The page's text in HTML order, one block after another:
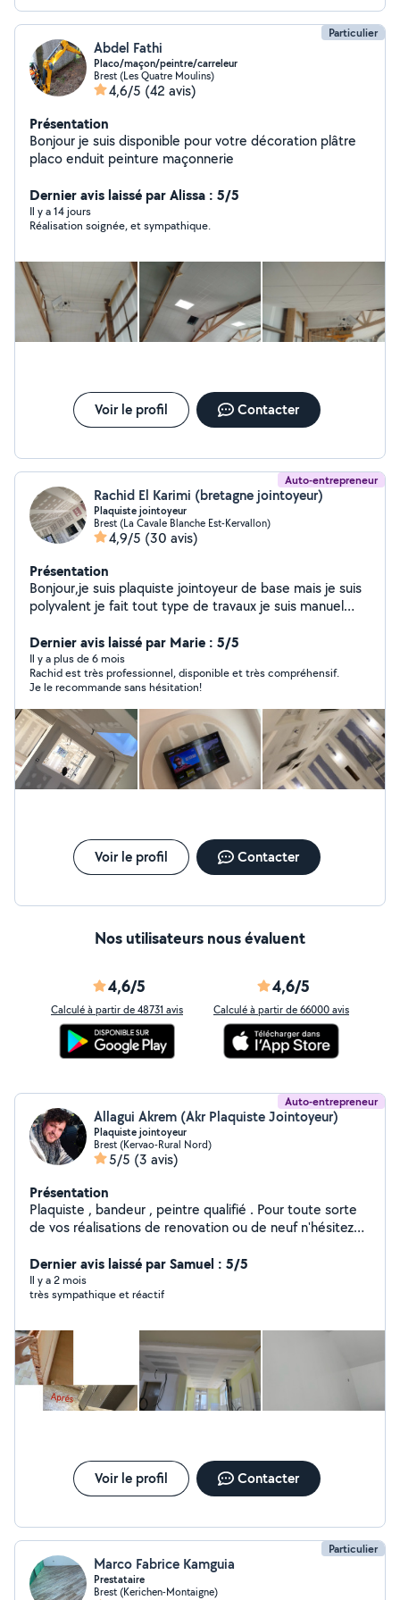
Particulier
Abdel Fathi
Placo/maçon/peintre/carreleur
Brest (Les Quatre Moulins)
4,6/5 (42 avis)
Présentation
Bonjour je suis disponible pour votre décoration plâtre
placo enduit peinture maçonnerie
Dernier avis laissé par Alissa : 5/5
Il y a 14 jours
Réalisation soignée, et sympathique.
Voir le profil Contacter
Auto-entrepreneur
Rachid El Karimi (bretagne jointoyeur)
Plaquiste jointoyeur
Brest (La Cavale Blanche Est-Kervallon)
4,9/5 (30 avis)
Présentation
Bonjour,je suis plaquiste jointoyeur de base mais je suis
polyvalent je fait tout type de travaux je suis manuel
Dernier avis laissé par Marie : 5/5
Il y a plus de 6 mois
Rachid est très professionnel, disponible et très compréhensif.
Je le recommande sans hésitation!
Voir le profil Contacter
Nos utilisateurs nous évaluent
4,6/5
Calculé à partir de 48731 avis
4,6/5
Calculé à partir de 66000 avis
Auto-entrepreneur
Allagui Akrem (Akr Plaquiste Jointoyeur)
Plaquiste jointoyeur
Brest (Kervao-Rural Nord)
5/5 (3 avis)
Présentation
Plaquiste , bandeur , peintre qualifié . Pour toute sorte
de vos réalisations de renovation ou de neuf n'hésitez
Dernier avis laissé par Samuel : 5/5
Il y a 2 mois
très sympathique et réactif
Voir le profil Contacter
Particulier
Marco Fabrice Kamguia
Prestataire
Brest (Kerichen-Montaigne)